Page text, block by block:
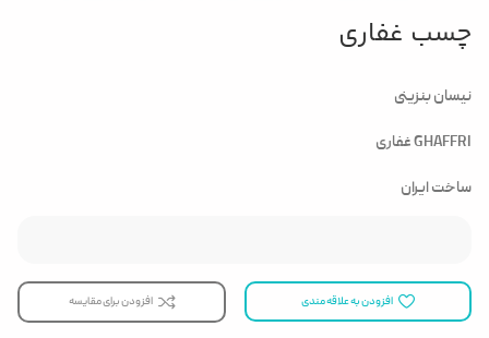
چسب غفاری
نیسان بنزینی
GHAFFRI غفاری
ساخت ایران
افزودن به علاقه مندی افزودن برای مقایسه